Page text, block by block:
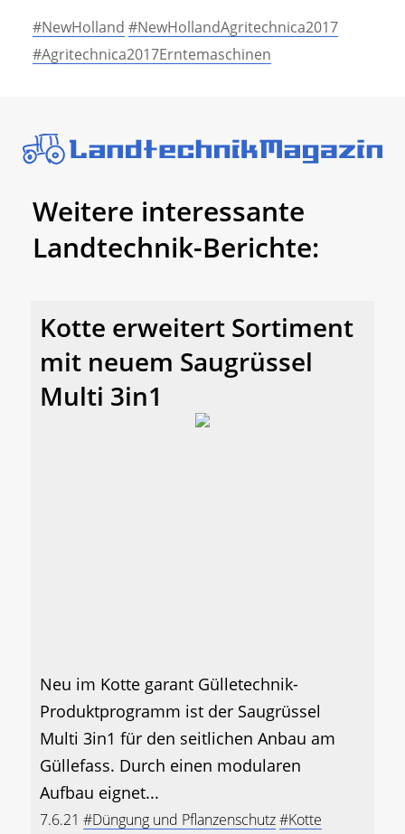
#NewHolland #NewHollandAgritechnica2017
#Agritechnica2017Erntemaschinen
Weitere interessante
Landtechnik-Berichte:
Kotte erweitert Sortiment
mit neuem Saugrüssel
Multi 3in1
Neu im Kotte garant Gülletechnik-
Produktprogramm ist der Saugrüssel
Multi 3in1 für den seitlichen Anbau am
Güllefass. Durch einen modularen
Aufbau eignet...
7.6.21 #Düngung und Pflanzenschutz#Kotte